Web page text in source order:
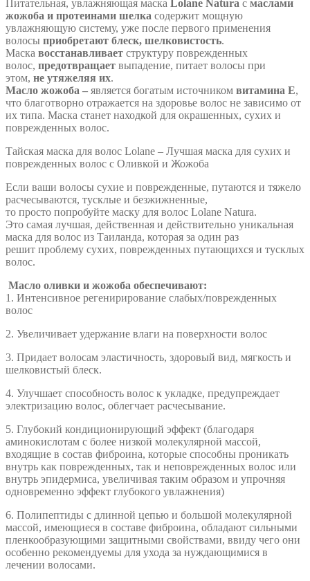
Питательная, увлажняющая маска Lolane Natura с маслами
жожоба и протеинами шелка содержит мощную
увлажняющую систему, уже после первого применения
волосы приобретают блеск, шелковистость.
Маска восстанавливает структуру поврежденных
волос, предотвращает выпадение, питает волосы при
этом, не утяжеляя их.
Масло жожоба – является богатым источником витамина Е,
что благотворно отражается на здоровье волос не зависимо от
их типа. Маска станет находкой для окрашенных, сухих и
поврежденных волос.
Тайская маска для волос Lolane – Лучшая маска для сухих и
поврежденных волос с Оливкой и Жожоба
Если ваши волосы сухие и поврежденные, путаются и тяжело
расчесываются, тусклые и безжижненные,
то просто попробуйте маску для волос Lolane Natura.
Это самая лучшая, действенная и действительно уникальная
маска для волос из Таиланда, которая за один раз
решит проблему сухих, поврежденных путающихся и тусклых
волос.
Масло оливки и жожоба обеспечивают:
1. Интенсивное регенирирование слабых/поврежденных
волос
2. Увеличивает удержание влаги на поверхности волос
3. Придает волосам эластичность, здоровый вид, мягкость и
шелковистый блеск.
4. Улучшает способность волос к укладке, предупреждает
электризацию волос, облегчает расчесывание.
5. Глубокий кондиционирующий эффект (благодаря
аминокислотам с более низкой молекулярной массой,
входящие в состав фиброина, которые способны проникать
внутрь как поврежденных, так и неповрежденных волос или
внутрь эпидермиса, увеличивая таким образом и упрочняя
одновременно эффект глубокого увлажнения)
6. Полипептиды с длинной цепью и большой молекулярной
массой, имеющиеся в составе фиброина, обладают сильными
пленкообразующими защитными свойствами, ввиду чего они
особенно рекомендуемы для ухода за нуждающимися в
лечении волосами.